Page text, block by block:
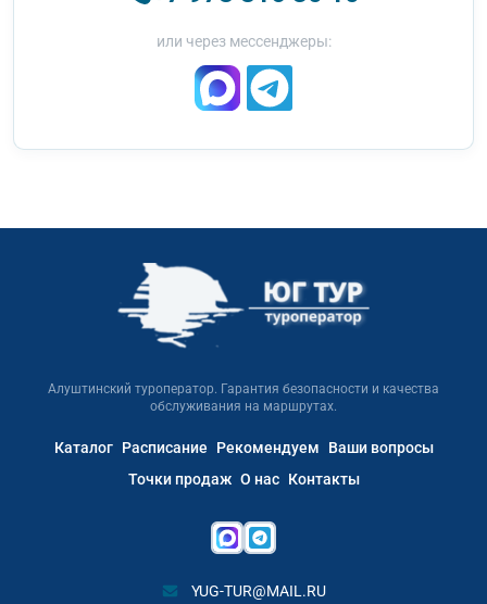
или через мессенджеры:
Алуштинский туроператор. Гарантия безопасности и качества
обслуживания на маршрутах.
Каталог Расписание Рекомендуем
Ваши вопросы
Точки продаж О нас Контакты
YUG-TUR@MAIL.RU